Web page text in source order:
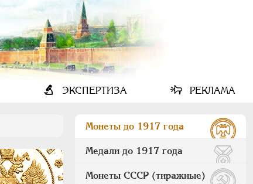
ЭКСПЕРТИЗА РЕКЛАМА
Монеты до 1917 года
Медали до 1917 года
Монеты СССР (тиражные)